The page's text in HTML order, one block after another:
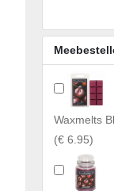
Waxmelts
(€ 6.95)